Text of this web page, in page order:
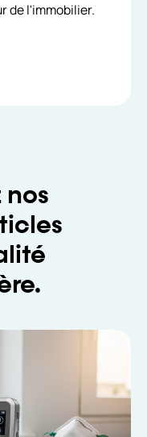
de l'immobilier.
nos